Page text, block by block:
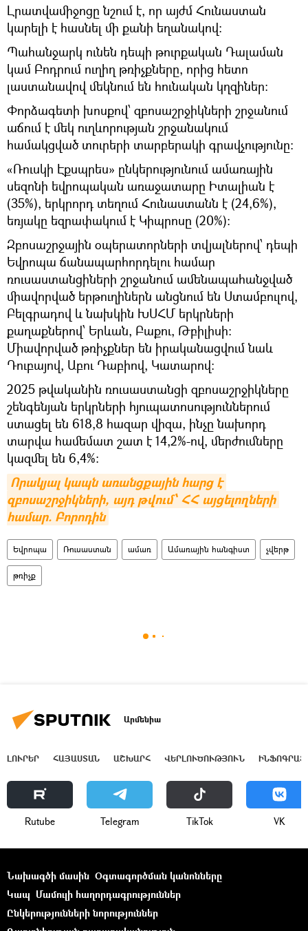
Լրատվամիջոցը նշում է, որ այժմ Հունաստան
կարելի է հասնել մի քանի եղանակով։
Պահանջարկ ունեն դեպի թուրքական Դալաման
կամ Բոդրում ուղիղ թռիչքները, որից հետո
լաստանավով մեկնում են հունական կղզիներ։
Փորձագետի խոսքով՝ զբոսաշրջիկների շրջանում
աճում է մեկ ուղևորության շրջանակում
համակցված տուրերի տարբերակի գրավչությունը։
«Ռուսկի Էքսպրես» ընկերությունում ամառային
սեզոնի եվրոպական առաջատարը Իտալիան է
(35%), երկրորդ տեղում Հունաստանն է (24,6%),
եռյակը եզրափակում է Կիպրոսը (20%):
Զբոսաշրջային օպերատորների տվյալներով՝ դեպի
Եվրոպա ճանապարհորդելու համար
ռուսաստանցիների շրջանում ամենապահանջված
միավորված երթուղիներն անցնում են Ստամբուլով,
Բելգրադով և նախկին ԽՍՀՄ երկրների
քաղաքներով՝ Երևան, Բաքու, Թբիլիսի:
Միավորված թռիչքներ են իրականացվում նաև
Դուբայով, Աբու Դաբիով, Կատարով:
2025 թվականին ռուսաստանցի զբոսաշրջիկները
շենգենյան երկրների հյուպատոսություններում
ստացել են 618,8 հազար վիզա, ինչը նախորդ
տարվա համեմատ շատ է 14,2%-ով, մերժումները
կազմել են 6,4%։
Որակյալ կապն առանցքային հարց է
զբոսաշրջիկների, այդ թվում՝ ՀՀ այցելողների
համար. Բորոդին
Եվրոպա Ռուսաստան ամառ Ամառային հանգիստ չվերթ
թռիչք
Արմենիա
ԼՈՒՐԵՐ ՀԱՅԱՍՏԱՆ ԱՇԽԱՐՀ ՎԵՐԼՈՒԾՈՒԹՅՈՒՆ
Rutube Telegram ТikТоk VK
Նախագծի մասին Օգտագործման կանոնները
Կապ Մամուլի հաղորդագրություններ
Ընկերությունների նորություններ